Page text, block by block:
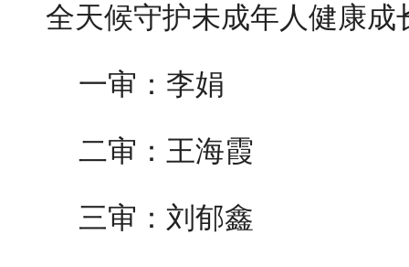
全天候守护未成年人健康
一审：李娟
二审：王海霞
三审：刘郁鑫